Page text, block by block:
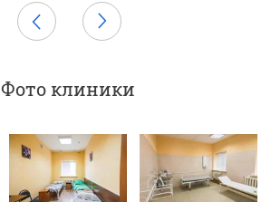
Фото клиники